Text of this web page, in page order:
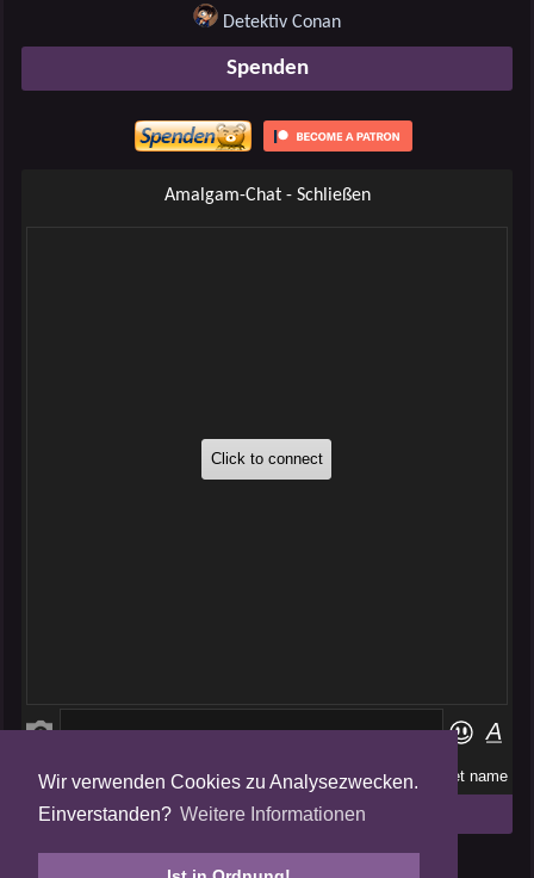
Wir verwenden Cookies zu Analysezwecken.
Einverstanden? Weitere Informationen
Detektiv Conan
Spenden
Amalgam-Chat - Schließen
Folge uns auf
Tweets by AmalgamFansubs